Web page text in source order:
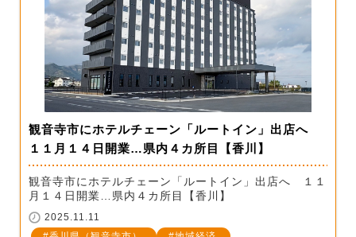
観音寺市にホテルチェーン「ルートイン」出店へ
１１月１４日開業…県内４カ所目【香川】
観音寺市にホテルチェーン「ルートイン」出店へ １１
月１４日開業…県内４カ所目【香川】
2025.11.11